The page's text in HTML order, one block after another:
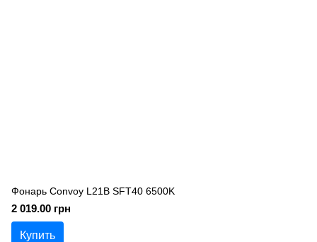
Фонарь Convoy L21B SFT40 6500K
2 019.00 грн
Купить